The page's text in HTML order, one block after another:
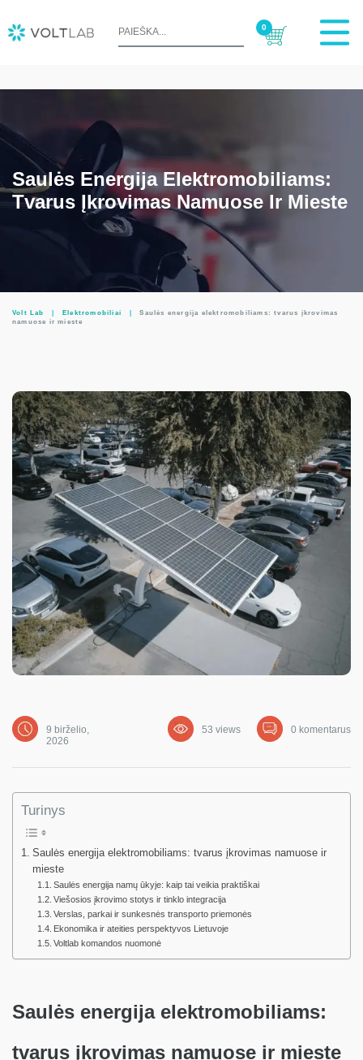
0
Saulės Energija Elektromobiliams:
Tvarus Įkrovimas Namuose Ir Mieste
Volt Lab Elektromobiliai
Saulės energija elektromobiliams: tvarus įkrovimas
namuose ir mieste
9 birželio,
2026
53 views 0 komentarus
Turinys
Saulės energija elektromobiliams: tvarus įkrovimas namuose ir
mieste
Saulės energija namų ūkyje: kaip tai veikia praktiškai
Viešosios įkrovimo stotys ir tinklo integracija
Verslas, parkai ir sunkesnės transporto priemonės
Ekonomika ir ateities perspektyvos Lietuvoje
Voltlab komandos nuomonė
Saulės energija elektromobiliams:
tvarus įkrovimas namuose ir mieste